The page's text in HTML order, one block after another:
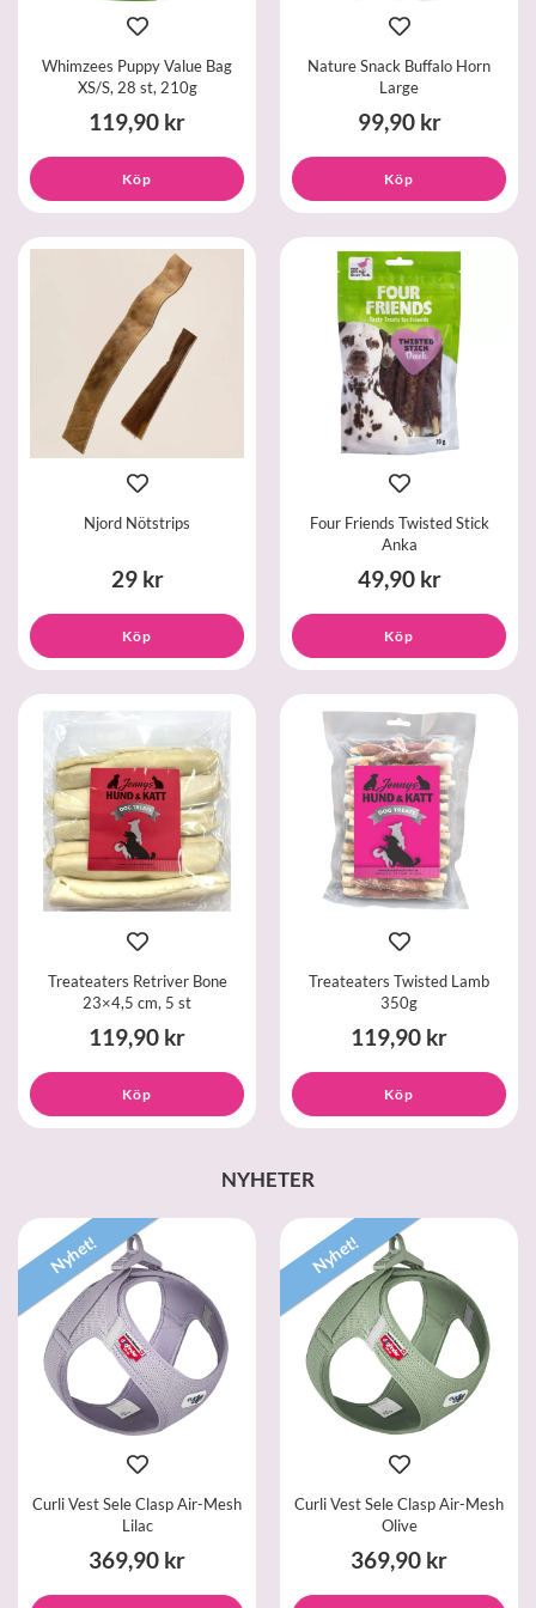
Whimzees Puppy Value Bag
XS/S, 28 st, 210g
119,90 kr
Köp
Nature Snack Buffalo Horn
Large
99,90 kr
Köp
Njord Nötstrips
29 kr
Köp
Four Friends Twisted Stick
Anka
49,90 kr
Köp
Treateaters Retriver Bone
23×4,5 cm, 5 st
119,90 kr
Köp
Treateaters Twisted Lamb
350g
119,90 kr
Köp
NYHETER
Nyhet!
Curli Vest Sele Clasp Air-Mesh
Lilac
369,90 kr
Nyhet!
Curli Vest Sele Clasp Air-Mesh
Olive
369,90 kr